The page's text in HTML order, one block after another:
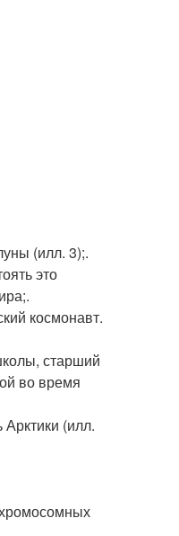
(илл. 3);.
это
космонавт.
старший
во время
(илл.